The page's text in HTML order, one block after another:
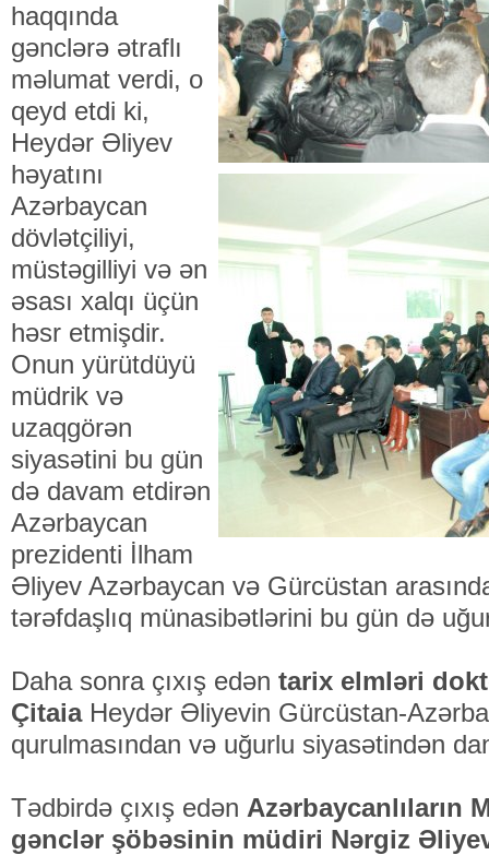
haqqında
gənclərə ətraflı
məlumat verdi, o
qeyd etdi ki,
Heydər Əliyev
həyatını
Azərbaycan
dövlətçiliyi,
müstəgilliyi və ən
əsası xalqı üçün
həsr etmişdir.
Onun yürütdüyü
müdrik və
uzaqgörən
siyasətini bu gün
də davam etdirən
Azərbaycan
prezidenti İlham
Əliyev Azərbaycan və Gürcüstan
tərəfdaşlıq münasibətlərini bu gün də
Daha sonra çıxış edən tarix elmləri
ÇitaiaHeydər Əliyevin Gürcüstan-
qurulmasından və uğurlu siyasətindən
Tədbirdə çıxış edən Azərbaycanlıların
gənclər şöbəsinin müdiri Nərgiz